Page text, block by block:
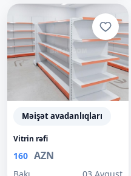
Məişət avadanlıqları
Vitrin rəfi
160 AZN